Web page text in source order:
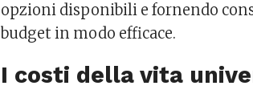
opzioni disponibili e fornendo
budget in modo efficace.
I costi della vita